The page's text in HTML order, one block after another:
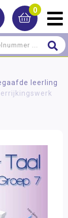
0
leerling